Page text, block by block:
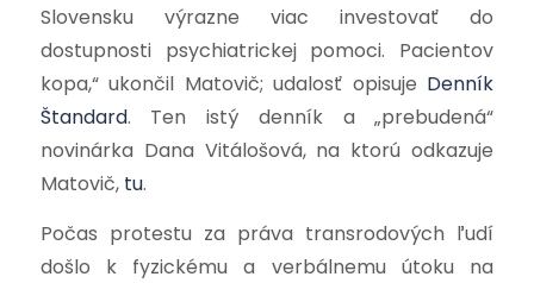
Slovensku výrazne viac investovať do
dostupnosti psychiatrickej pomoci. Pacientov
kopa,“ ukončil Matovič; udalosť opisuje Denník
Štandard. Ten istý denník a „prebudená“
novinárka Dana Vitálošová, na ktorú odkazuje
Matovič, tu.
Počas protestu za práva transrodových ľudí
došlo k fyzickému a verbálnemu útoku na